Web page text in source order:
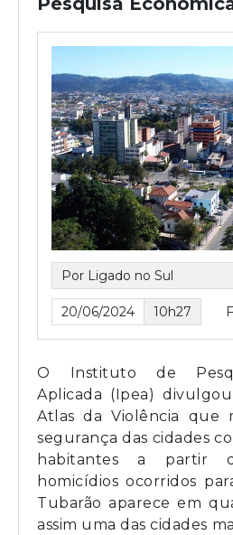
Por Ligado no Sul
20/06/2024 10h27
O Instituto de
Aplicada (Ipea)
Atlas da Violência que
segurança das cidades
habitantes a partir
homicídios ocorridos
Tubarão aparece em
assim uma das cidades